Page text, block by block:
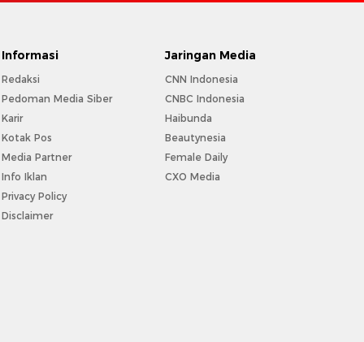
Informasi
Redaksi
Pedoman Media Siber
Karir
Kotak Pos
Media Partner
Info Iklan
Privacy Policy
Disclaimer
Jaringan Media
CNN Indonesia
CNBC Indonesia
Haibunda
Beautynesia
Female Daily
CXO Media